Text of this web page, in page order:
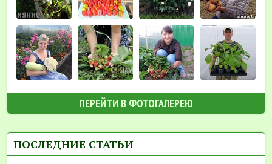
ПЕРЕЙТИ В ФОТОГАЛЕРЕЮ
ПОСЛЕДНИЕ СТАТЬИ